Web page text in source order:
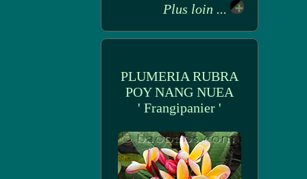
Plus loin ...
PLUMERIA RUBRA
POY NANG NUEA
' Frangipanier '